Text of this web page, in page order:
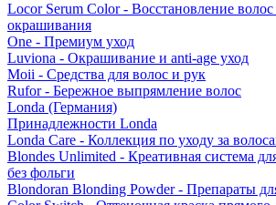
Locor Serum Color - Восстановление
окрашивания
One - Премиум уход
Luviona - Окрашивание и anti-age уход
Moii - Средства для волос и рук
Rufor - Бережное выпрямление волос
Londa (Германия)
Принадлежности Londa
Londa Care - Коллекция по уходу за
Blondes Unlimited - Креативная система
без фольги
Blondoran Blonding Powder - Препараты